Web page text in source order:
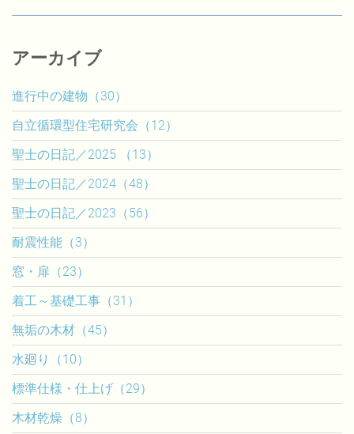
アーカイブ
進行中の建物（30）
自立循環型住宅研究会（12）
聖士の日記／2025 （13）
聖士の日記／2024（48）
聖士の日記／2023（56）
耐震性能（3）
窓・扉（23）
着工～基礎工事（31）
無垢の木材（45）
水廻り（10）
標準仕様・仕上げ（29）
木材乾燥（8）